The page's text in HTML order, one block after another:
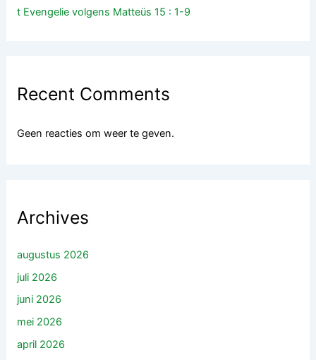
t Evengelie volgens Matteüs 15 : 1-9
Recent Comments
Geen reacties om weer te geven.
Archives
augustus 2026
juli 2026
juni 2026
mei 2026
april 2026